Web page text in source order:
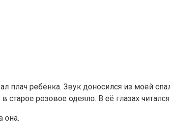
плач ребёнка. Звук доносился из моей
розовое одеяло. В её глазах читался
она.